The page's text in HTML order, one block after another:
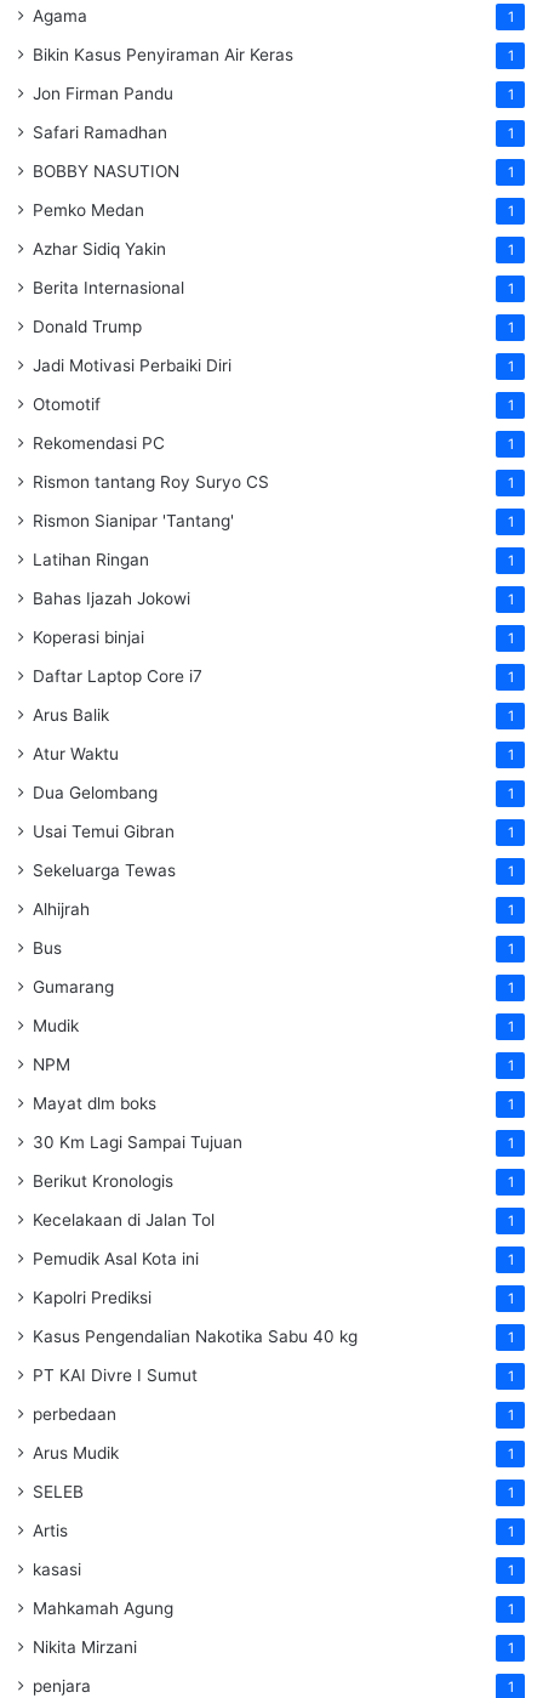
Agama 1
Bikin Kasus Penyiraman Air Keras 1
Jon Firman Pandu 1
Safari Ramadhan 1
BOBBY NASUTION 1
Pemko Medan 1
Azhar Sidiq Yakin 1
Berita Internasional 1
Donald Trump 1
Jadi Motivasi Perbaiki Diri 1
Otomotif 1
Rekomendasi PC 1
Rismon tantang Roy Suryo CS 1
Rismon Sianipar 'Tantang' 1
Latihan Ringan 1
Bahas Ijazah Jokowi 1
Koperasi binjai 1
Daftar Laptop Core i7 1
Arus Balik 1
Atur Waktu 1
Dua Gelombang 1
Usai Temui Gibran 1
Sekeluarga Tewas 1
Alhijrah 1
Bus 1
Gumarang 1
Mudik 1
NPM 1
Mayat dlm boks 1
30 Km Lagi Sampai Tujuan 1
Berikut Kronologis 1
Kecelakaan di Jalan Tol 1
Pemudik Asal Kota ini 1
Kapolri Prediksi 1
Kasus Pengendalian Nakotika Sabu 40 kg 1
PT KAI Divre I Sumut 1
perbedaan 1
Arus Mudik 1
SELEB 1
Artis 1
kasasi 1
Mahkamah Agung 1
Nikita Mirzani 1
penjara 1